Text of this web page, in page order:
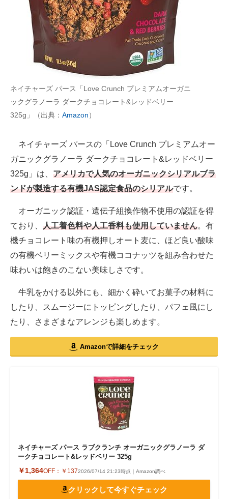
ネイチャーズ パース「Love Crunch プレミアムオーガニ
ックグラノーラ ダークチョコレート&レッドベリー
325g」（出典： Amazon）
ネイチャーズ パースの「Love Crunch プレミアムオー
ガニックグラノーラ ダークチョコレート&レッドベリー
325g」は、 アメリカで人気のオーガニックシリアルブラ
ンドが製造する有機JAS認定食品のシリアルです。
オーガニック認証・遺伝子組換作物不使用の認証を得
ており、 人工着色料や人工香料も使用していません。有
機チョコレート味の有機押しオート麦に、ほど良い酸味
の有機ベリーミックスや有機ココナッツを組み合わせた
味わいは飽きのこない美味しさです。
牛乳をかける以外にも、細かく砕いてお菓子の材料に
したり、スムージーにトッピングしたり、パフェ風にし
たり、さまざまなアレンジも楽しめます。
Amazonで詳細をチェック
ネイチャーズ パース ラブクランチ オーガニックグラノーラ ダ
ークチョコレート&レッドベリー 325g
￥1,364OFF： ￥1372026/07/14 21:23時点｜Amazon調べ
クリックして今すぐチェック